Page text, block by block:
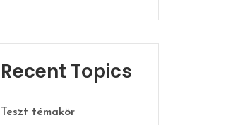
Recent Topics
Teszt témakör